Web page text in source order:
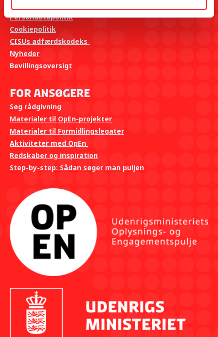
Persondatapolitik
Cookiepolitik
CISUs adfærdskodeks
Nyheder
Bevillingsoversigt
For ansøgere
Søg rådgivning
Materialer til OpEn-projekter
Materialer til Formidlingslegater
Aktiviteter med OpEn
Redskaber og inspiration
Step-by-step: Sådan søger man puljen